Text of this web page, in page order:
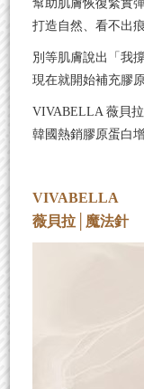
幫助肌膚恢復緊實
打造自然、看不出
別等肌膚說出「我
現在就開始補充膠
VIVABELLA 薇貝
韓國熱銷膠原蛋白
VIVABELLA
薇貝拉│魔法針